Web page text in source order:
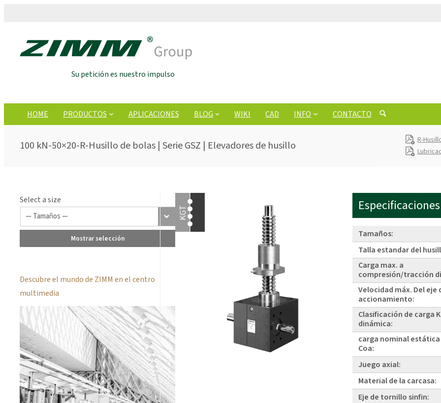
Su petición es nuestro impulso
HOME PRODUCTOS APLICACIONES BLOG WIKI CAD INFO CONTACTO
100 kN-50×20-R-Husillo de bolas | Serie GSZ | Elevadores de husillo
R-
Select a size
Mostrar selección
Descubre el mundo de ZIMM en el centro
multimedia
Tamaños:
Talla estandar del
Carga max. a
compresión/tracción
Velocidad máx. Del eje
accionamiento:
Clasificación de carga
dinámica:
carga nominal estática
Coa:
Juego axial:
Material de la carcasa:
Eje de tornillo sinfin: